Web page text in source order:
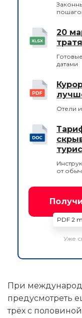
20
датами
Отели
от
PDF 2
Уже
При
предусмотреть
трёх с